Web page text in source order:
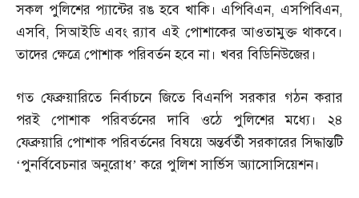
সকল পুলিশের প্যান্টের রঙ হবে খাকি। এপিবিএন,এসপিবিএন,
এসবি,সিআইডি এবং র‌্যাব এই পোশাকের আওতামুক্ত থাকবে।
তাদের ক্ষেত্রে পোশাক পরিবর্তন হবে না। খবর বিডিনিউজের।
গত ফেব্রুয়ারিতে নির্বাচনে জিতে বিএনপি সরকার গঠন করার
পরই পোশাক পরিবর্তনের দাবি ওঠে পুলিশের মধ্যে। ২৪
ফেব্রুয়ারি পোশাক পরিবর্তনের বিষয়ে অন্তর্বর্তী সরকারের সিদ্ধান্তটি
‘পুনর্বিবেচনার অনুরোধ’ করে পুলিশ সার্ভিস অ্যাসোসিয়েশন।